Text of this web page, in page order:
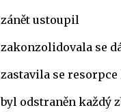
zánět ustoupil
zakonzolidovala se
zastavila se
byl odstraněn každý